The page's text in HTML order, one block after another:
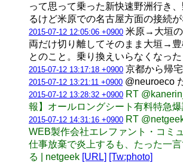
って思って乗った新快速野洲行き
るけど米原での名古屋方面の接続
2015-07-12 12:05:06 +0900 米原→大垣
両だけ切り離してそのまま大垣→
とのこと。乗り換えいらなくなった
2015-07-12 13:17:18 +0900 京都から帰宅
2015-07-12 13:21:11 +0900 @neuroeco
2015-07-12 13:28:32 +0900 RT
報】オールロングシート有料特急爆
2015-07-12 14:31:16 +0900 RT
WEB製作会社エレファント・コミ
仕事放棄で炎上するも、たった一
る | netgeek [URL] [Tw:photo]